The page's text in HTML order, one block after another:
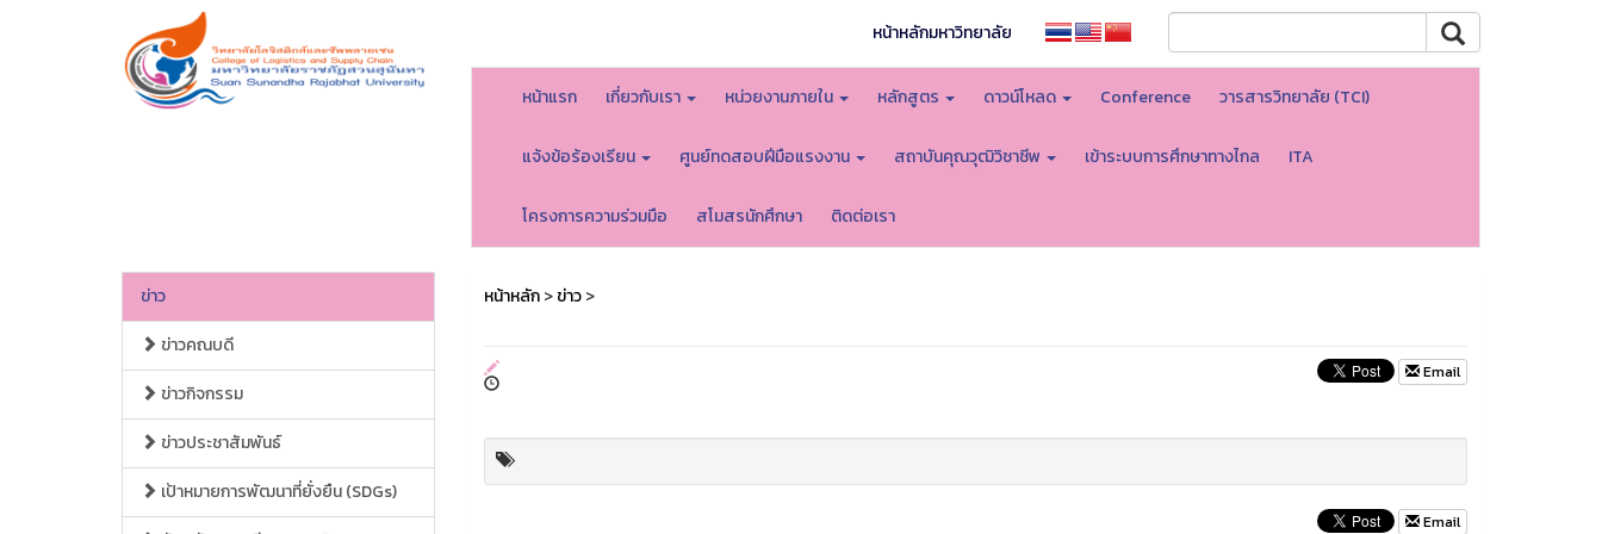
หน้าหลักมหาวิทยาลัย
หน้าแรก เกี่ยวกับเรา หน่วยงานภายใน หลักสูตร ดาวน์โหลด Conference วารสารวิทยาลัย (TCI)
แจ้งข้อร้องเรียน ศูนย์ทดสอบฝีมือแรงงาน สถาบันคุณวุฒิวิชาชีพ เข้าระบบการศึกษาทางไกล ITA
โครงการความร่วมมือ สโมสรนักศึกษา ติดต่อเรา
ข่าว
ข่าวคณบดี
ข่าวกิจกรรม
ข่าวประชาสัมพันธ์
เป้าหมายการพัฒนาที่ยั่งยืน (SDGs)
หน้าหลัก>ข่าว>
Email
Email